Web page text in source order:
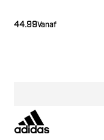
Vanaf
44.99